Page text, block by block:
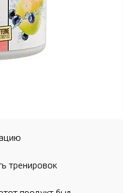
тренировок